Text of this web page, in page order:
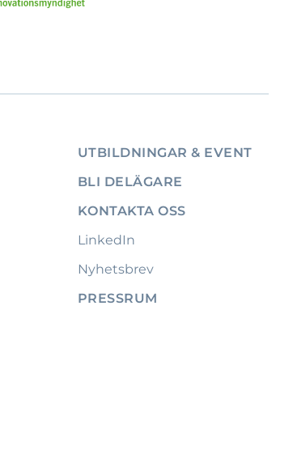
UTBILDNINGAR & EVENT
BLI DELÄGARE
KONTAKTA OSS
LinkedIn
Nyhetsbrev
PRESSRUM